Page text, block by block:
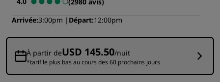
Arrivée 3:00pm Départ 12:00pm
À partir deUSD 145.50/nuit
*tarif le plus bas au cours des 60 prochains jours